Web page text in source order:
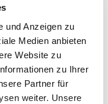
und Anzeigen zu
Medien anbieten
Website zu
zu Ihrer
Partner für
weiter. Unsere